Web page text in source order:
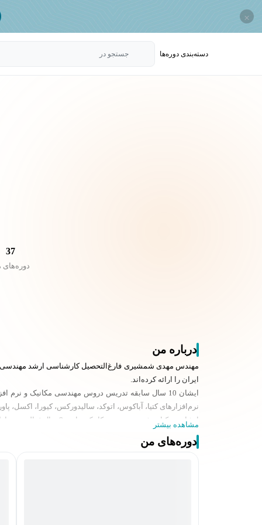
×
دسته‌بندی‌ دوره‌ها جستجو در
37
دوره‌های
درباره من
مهندس مهدی شمشیری فارغ‌التحصیل کارشناسی ارشد مهندسی
ایران را ارائه کرده‌اند.
ایشان 10 سال سابقه تدریس دروس مهندسی مکانیک و
نرم‌افزارهای کتیا، آباکوس، اتوکد، سالیدورکس، کیورا، اکسل،
ایشان در کنار رشته مهندسی مکانیک سابقه 8 سال فعالیت در بازارهای مالی بخصوص بازار فارکس و بورس را در کارنامه خود دارند و به صورت تخصصی به تدریس بازارهای مالی مشغول هستند.
مهندس مهدی شمشیری در زمینه آموزش و همپنین تولید در
مدرک تحصیلی
مشاهده بیشتر
دوره‌های من